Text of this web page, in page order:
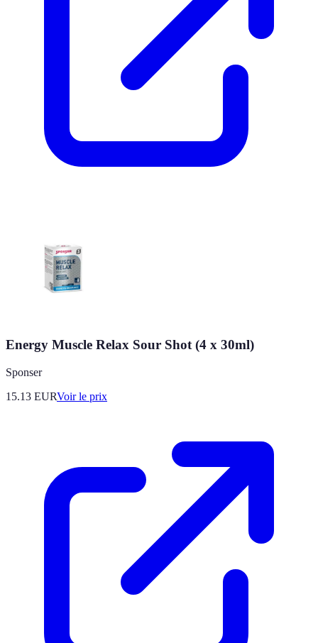
Energy Muscle Relax Sour Shot (4 x 30ml)
Sponser
15.13 EURVoir le prix